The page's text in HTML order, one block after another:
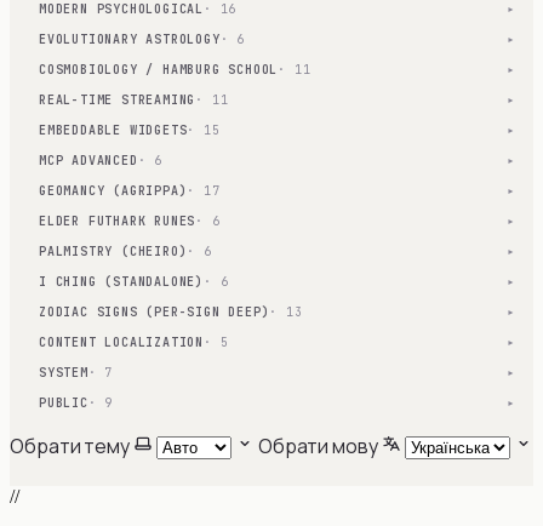
MODERN PSYCHOLOGICAL · 16 ▾
EVOLUTIONARY ASTROLOGY · 6 ▾
COSMOBIOLOGY / HAMBURG SCHOOL · 11 ▾
REAL-TIME STREAMING · 11 ▾
EMBEDDABLE WIDGETS· 15 ▾
MCP ADVANCED · 6 ▾
GEOMANCY (AGRIPPA) · 17 ▾
ELDER FUTHARK RUNES · 6 ▾
PALMISTRY (CHEIRO) · 6 ▾
I CHING (STANDALONE) · 6 ▾
ZODIAC SIGNS (PER-SIGN DEEP) · 13 ▾
CONTENT LOCALIZATION · 5 ▾
SYSTEM · 7 ▾
PUBLIC · 9 ▾
Обрати тему Обрати мову
//